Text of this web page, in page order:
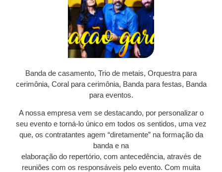
Banda de casamento, Trio de metais, Orquestra para
cerimônia, Coral para cerimônia, Banda para festas, Banda
para eventos.
A nossa empresa vem se destacando, por personalizar o
seu evento e torná-lo único em todos os sentidos, uma vez
que, os contratantes agem “diretamente” na formação da
banda e na
elaboração do repertório, com antecedência, através de
reuniões com os responsáveis pelo evento. Com muita